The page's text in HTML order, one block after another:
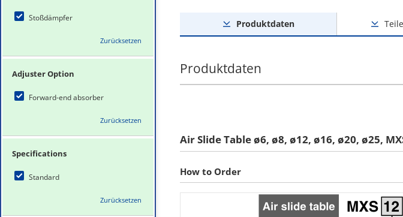
Stoßdämpfer
Zurücksetzen
Adjuster Option
Forward-end absorber
Zurücksetzen
Specifications
Standard
Zurücksetzen
Produktdaten
Produktdaten
Air Slide Table ø6, ø8, ø12, ø16, ø20, ø25,
How to Order